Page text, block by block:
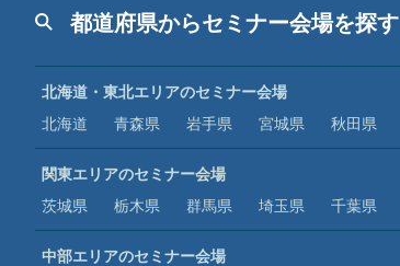
都道府県からセミナー会場を探す
北海道・東北エリアのセミナー会場
北海道
青森県 岩手県 宮城県 秋田県
関東エリアのセミナー会場
茨城県
栃木県 群馬県 埼玉県 千葉県
中部エリアのセミナー会場